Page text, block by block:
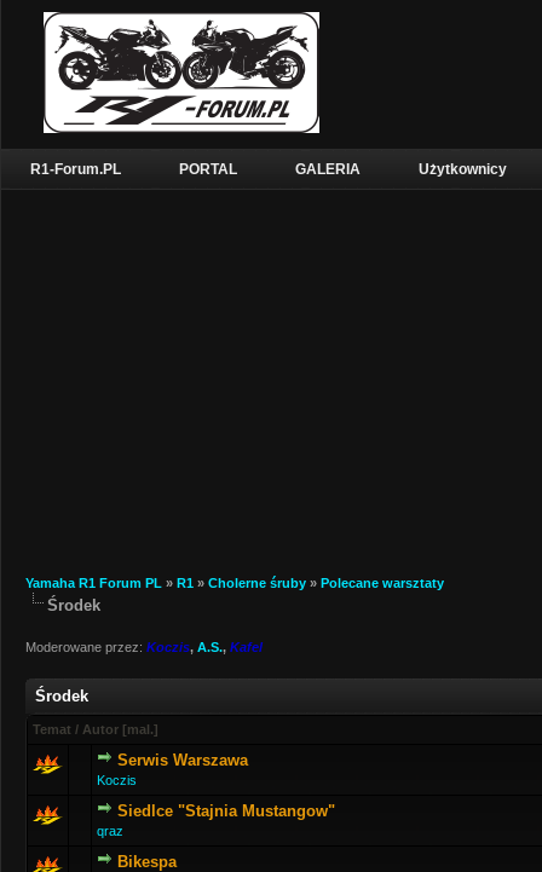
R1-Forum.PL PORTAL GALERIA Użytkownicy
Yamaha R1 Forum PL » R1 » Cholerne śruby » Polecane warsztaty
Środek
Moderowane przez: Koczis, A.S., Kafel
Środek
Temat / Autor [mal.]
Serwis Warszawa
Koczis
Siedlce "Stajnia Mustangow"
qraz
Bikespa